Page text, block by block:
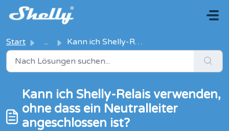
Zum hauptsächlichen Inhalt gehen
Start ... Kann ich Shelly-Relais verwenden, ohne dass ein Neutralle...
Kann ich Shelly-Relais verwenden,
ohne dass ein Neutralleiter
angeschlossen ist?